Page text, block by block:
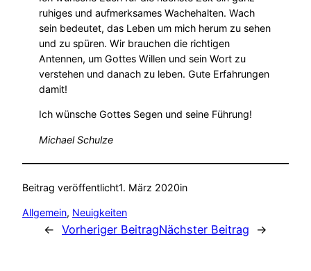
ruhiges und aufmerksames Wachehalten. Wach
sein bedeutet, das Leben um mich herum zu sehen
und zu spüren. Wir brauchen die richtigen
Antennen, um Gottes Willen und sein Wort zu
verstehen und danach zu leben. Gute Erfahrungen
damit!
Ich wünsche Gottes Segen und seine Führung!
Michael Schulze
Beitrag veröffentlicht1. März 2020in
Allgemein, Neuigkeiten
← Vorheriger BeitragNächster Beitrag →